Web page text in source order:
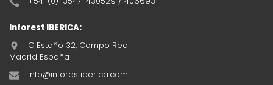
Inforest IBERICA:
C Estaño 32, Campo Real
Madrid España
info@inforestiberica.com